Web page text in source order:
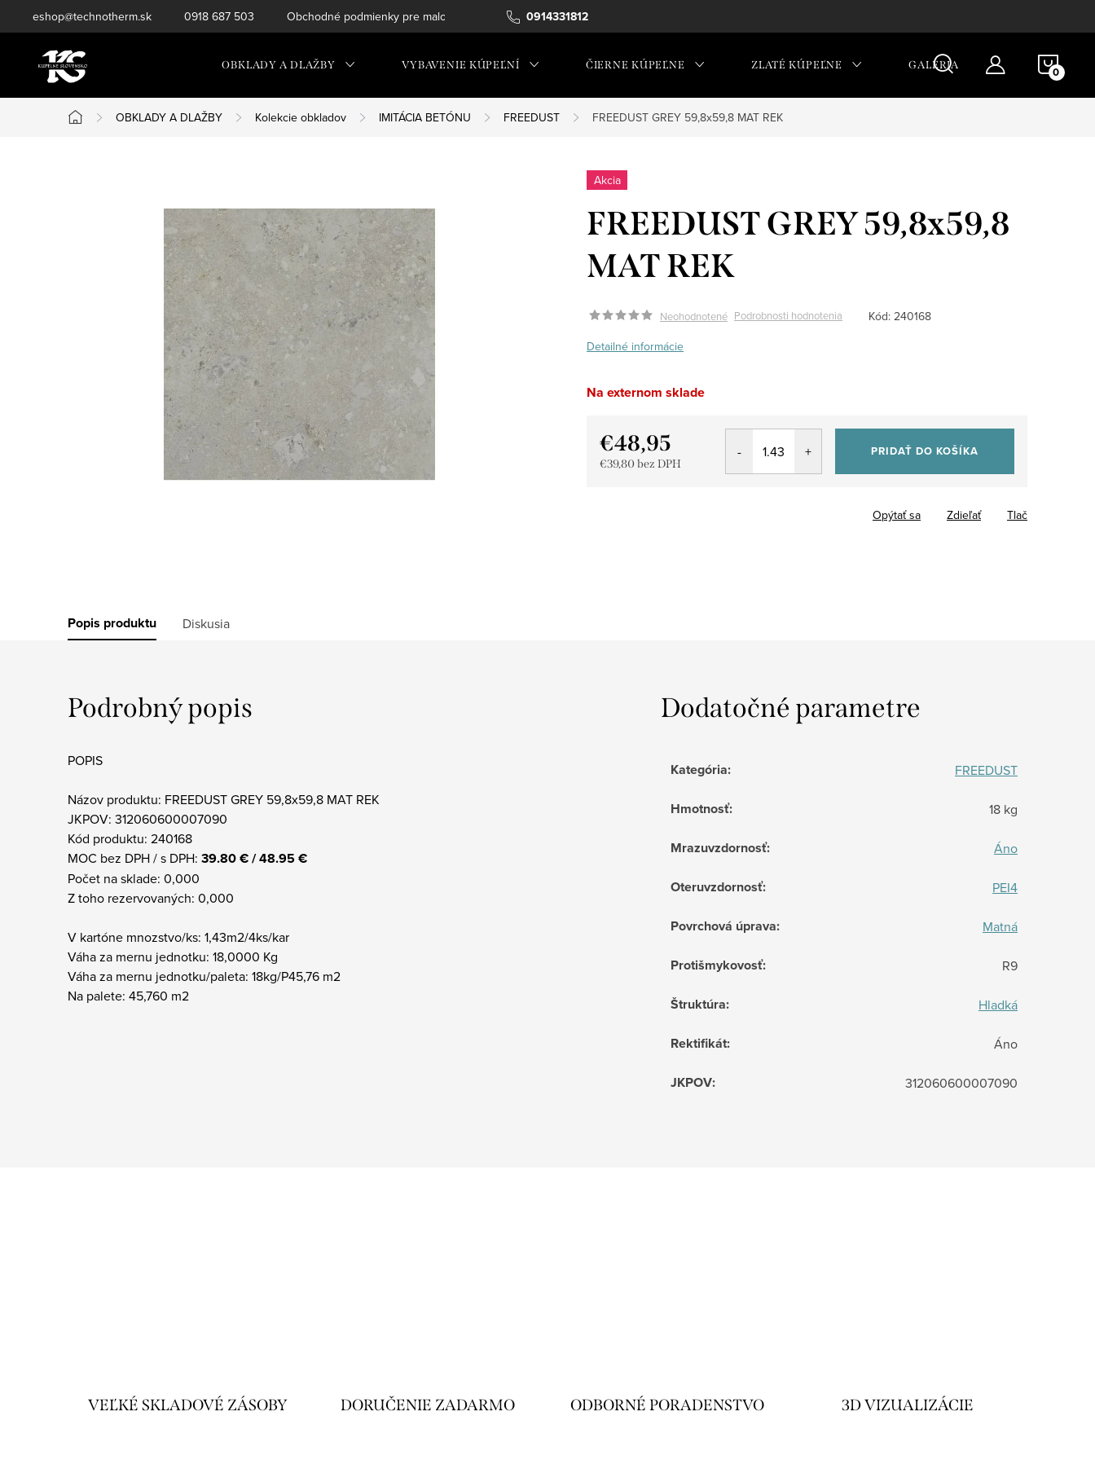
na
0914331812
eshop@technotherm.sk 0918 687 503 Obchodné podmienky pre maloobchod
OBKLADY A DLAŽBY VYBAVENIE KÚPEĽNÍ ČIERNE KÚPEĽNE ZLATÉ KÚPEĽNE GALÉRIA
Domov
OBKLADY A DLAŽBY Kolekcie obkladov IMITÁCIA BETÓNU FREEDUST FREEDUST GREY 59,8x59,8 MAT REK
Akcia
FREEDUST GREY 59,8x59,8
MAT REK
Neohodnotené Podrobnosti hodnotenia Kód: 240168
Detailné informácie
Na externom sklade
€48,95
€39,80 bez DPH
PRIDAŤ DO KOŠÍKA
Tlač
Opýtať sa Zdieľať
Popis produktu Diskusia
Podrobný popis
POPIS
Názov produktu: FREEDUST GREY 59,8x59,8 MAT REK
JKPOV: 312060600007090
Kód produktu: 240168
MOC bez DPH / s DPH: 39.80 € / 48.95 €
Počet na sklade: 0,000
Z toho rezervovaných: 0,000
V kartóne mnozstvo/ks: 1,43m2/4ks/kar
Váha za mernu jednotku: 18,0000 Kg
Váha za mernu jednotku/paleta: 18kg/P45,76 m2
Na palete: 45,760 m2
Dodatočné parametre
Kategória: FREEDUST
Hmotnosť: 18 kg
Mrazuvzdornosť: Áno
Oteruvzdornosť: PEI4
Povrchová úprava: Matná
Protišmykovosť: R9
Štruktúra: Hladká
Rektifikát: Áno
JKPOV: 312060600007090
VEĽKÉ SKLADOVÉ ZÁSOBY DORUČENIE ZADARMO ODBORNÉ PORADENSTVO 3D VIZUALIZÁCIE